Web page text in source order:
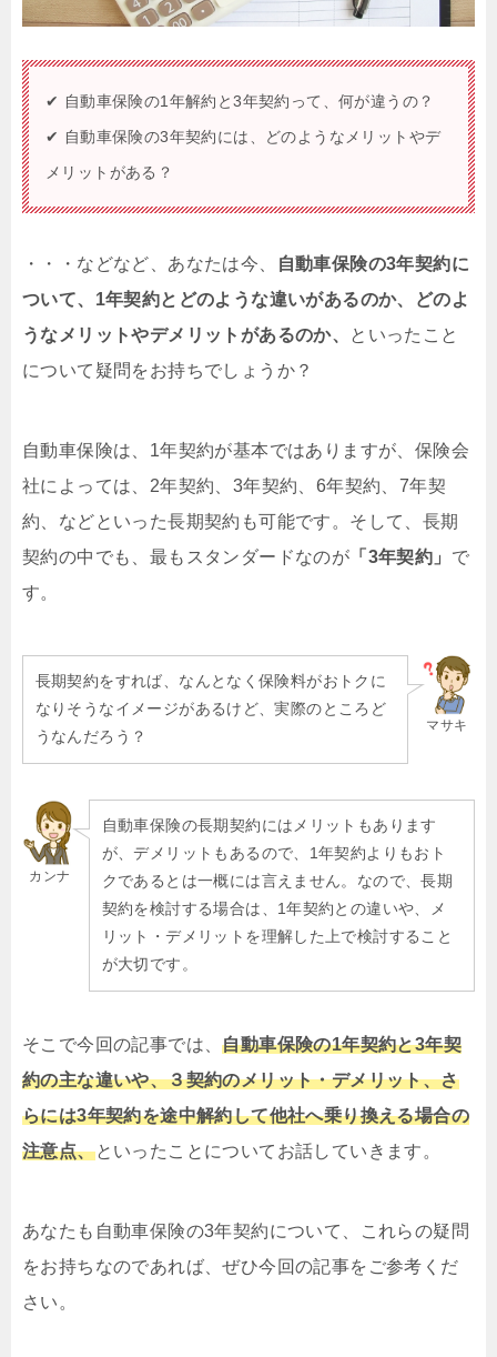
✔ 自動車保険の1年解約と3年契約って、何が違うの？
✔ 自動車保険の3年契約には、どのようなメリットやデ
メリットがある？
・・・などなど、あなたは今、
自動車保険の3年契約に
ついて、1年契約とどのような違いがあるのか、どのよ
うなメリットやデメリットがあるのか、
といったこと
について疑問をお持ちでしょうか？
自動車保険は、1年契約が基本ではありますが、保険会
社によっては、2年契約、3年契約、6年契約、7年契
約、などといった長期契約も可能です。そして、長期
契約の中でも、最もスタンダードなのが 「3年契約」 で
す。
マサキ
長期契約をすれば、なんとなく保険料がおトクに
なりそうなイメージがあるけど、実際のところど
うなんだろう？
カンナ
自動車保険の長期契約にはメリットもあります
が、デメリットもあるので、1年契約よりもおト
クであるとは一概には言えません。なので、長期
契約を検討する場合は、1年契約との違いや、メ
リット・デメリットを理解した上で検討すること
が大切です。
そこで今回の記事では、自動車保険の1年契約と3年契
約の主な違いや、３契約のメリット・デメリット、さ
らには3年契約を途中解約して他社へ乗り換える場合の
注意点、といったことについてお話していきます。
あなたも自動車保険の3年契約について、これらの疑問
をお持ちなのであれば、ぜひ今回の記事をご参考くだ
さい。